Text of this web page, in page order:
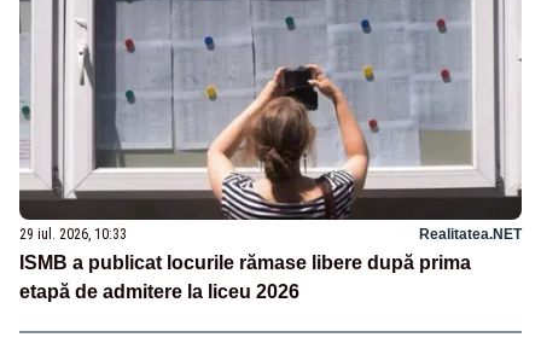
29 iul. 2026, 10:33 Realitatea.NET
ISMB a publicat locurile rămase libere după prima
etapă de admitere la liceu 2026